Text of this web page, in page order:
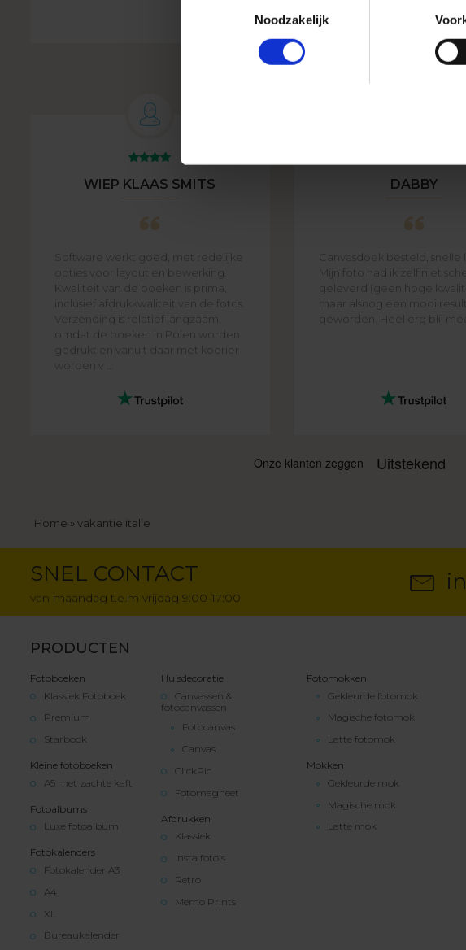
Noodzakelijk
WIEP KLAAS SMITS
Software werkt goed, met redelijke
opties voor layout en bewerking.
Kwaliteit van de boeken is prima,
inclusief afdrukkwaliteit van de fotos.
Verzending is relatief langzaam,
omdat de boeken in Polen worden
gedrukt en vanuit daar met koerier
worden v ...
DABBY
Canvasdoek besteld, snelle
Mijn foto had ik zelf niet
geleverd (geen hoge
maar alsnog een mooi
geworden. Heel erg blij mee!
Kruimelpad
Home vakantie italie
SNEL CONTACT
van maandag t.e.m vrijdag 9:00-17:00
PRODUCTEN
Fotoboeken
Klassiek Fotoboek
Premium
Starbook
Kleine fotoboeken
A5 met zachte kaft
Fotoalbums
Luxe fotoalbum
Fotokalenders
Fotokalender A3
A4
XL
Bureaukalender
Huisdecoratie
Canvassen &
fotocanvassen
Fotocanvas
Canvas
ClickPic
Fotomagneet
Afdrukken
Klassiek
Insta foto's
Retro
Memo Prints
Fotomokken
Gekleurde fotomok
Magische fotomok
Latte fotomok
Mokken
Gekleurde mok
Magische mok
Latte mok